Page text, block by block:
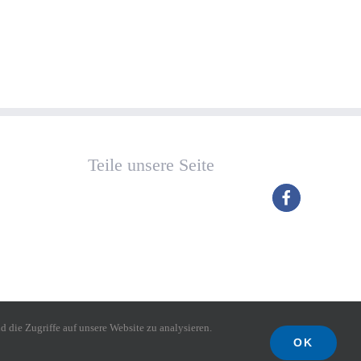
Teile unsere Seite
die Zugriffe auf unsere Website zu analysieren.
OK